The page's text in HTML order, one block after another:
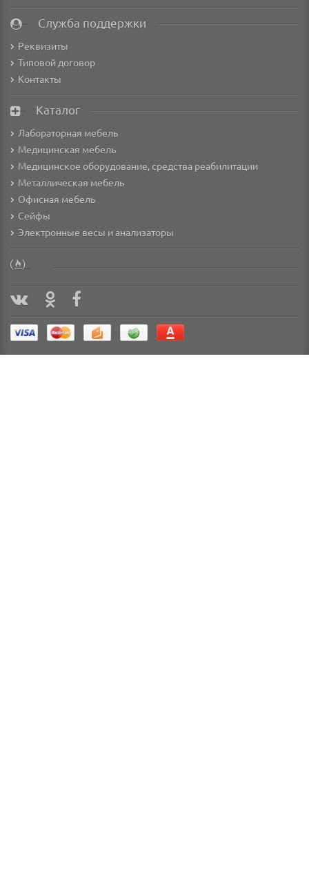
Служба поддержки
Реквизиты
Типовой договор
Контакты
Каталог
Лабораторная мебель
Медицинская мебель
Медицинское оборудование, средства реабилитации
Металлическая мебель
Офисная мебель
Сейфы
Электронные весы и анализаторы